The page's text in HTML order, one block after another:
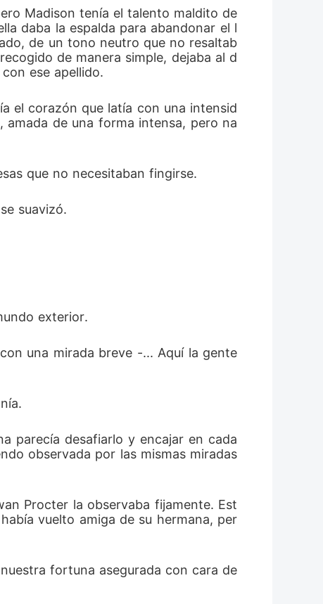
Madison tenía el talento maldito de
daba la espalda para abandonar el l
de un tono neutro que no resaltab
de manera simple, dejaba al d
ese apellido.
el corazón que latía con una intensid
amada de una forma intensa, pero na
que no necesitaban fingirse.
suavizó.
exterior.
una mirada breve -... Aquí la gente
parecía desafiarlo y encajar en cada
observada por las mismas miradas
Procter la observaba fijamente. Est
vuelto amiga de su hermana, per
fortuna asegurada con cara de